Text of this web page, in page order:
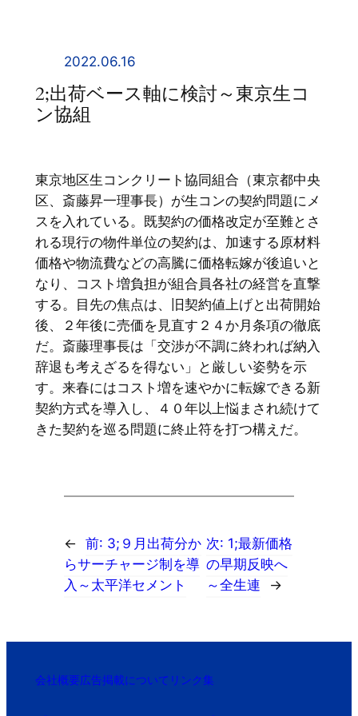
2022.06.16
2;出荷ベース軸に検討～東京生コ
ン協組
東京地区生コンクリート協同組合（東京都中央
区、斎藤昇一理事長）が生コンの契約問題にメ
スを入れている。既契約の価格改定が至難とさ
れる現行の物件単位の契約は、加速する原材料
価格や物流費などの高騰に価格転嫁が後追いと
なり、コスト増負担が組合員各社の経営を直撃
する。目先の焦点は、旧契約値上げと出荷開始
後、２年後に売価を見直す２４か月条項の徹底
だ。斎藤理事長は「交渉が不調に終われば納入
辞退も考えざるを得ない」と厳しい姿勢を示
す。来春にはコスト増を速やかに転嫁できる新
契約方式を導入し、４０年以上悩まされ続けて
きた契約を巡る問題に終止符を打つ構えだ。
← 前: 3;９月出荷分か
らサーチャージ制を導
入～太平洋セメント
次: 1;最新価格
の早期反映へ
～全生連
→
会社概要広告掲載について リンク集